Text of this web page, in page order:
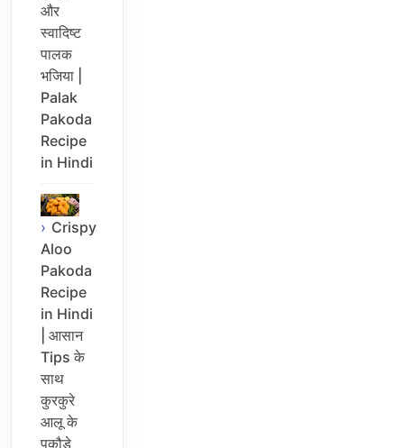
और
स्वादिष्ट
पालक
भजिया |
Palak
Pakoda
Recipe
in Hindi
Crispy
Aloo
Pakoda
Recipe
in Hindi
| आसान
Tips के
साथ
कुरकुरे
आलू के
पकौड़े